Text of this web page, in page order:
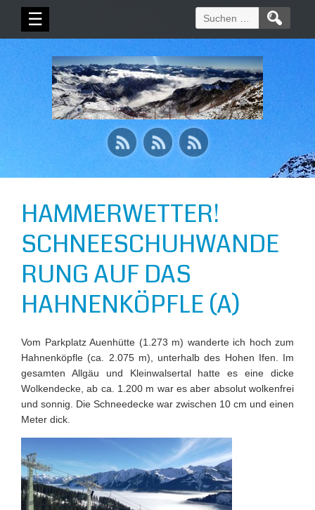
☰
Suchen
nach:
HAMMERWETTER!
SCHNEESCHUHWANDE
RUNG AUF DAS
HAHNENKÖPFLE (A)
Vom Parkplatz Auenhütte (1.273 m) wanderte ich hoch zum
Hahnenköpfle (ca. 2.075 m), unterhalb des Hohen Ifen. Im
gesamten Allgäu und Kleinwalsertal hatte es eine dicke
Wolkendecke, ab ca. 1.200 m war es aber absolut wolkenfrei
und sonnig. Die Schneedecke war zwischen 10 cm und einen
Meter dick.